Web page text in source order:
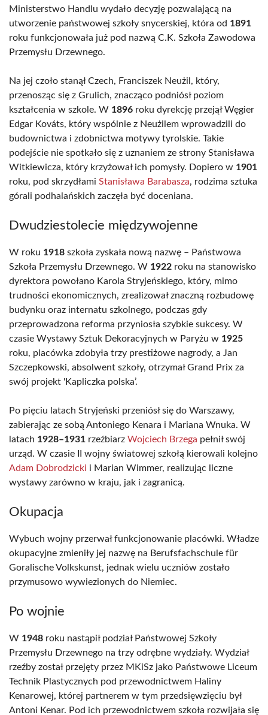
Ministerstwo Handlu wydało decyzję pozwalającą na
utworzenie państwowej szkoły snycerskiej, która od 1891
roku funkcjonowała już pod nazwą C.K. Szkoła Zawodowa
Przemysłu Drzewnego.
Na jej czoło stanął Czech, Franciszek Neużil, który,
przenosząc się z Grulich, znacząco podniósł poziom
kształcenia w szkole. W 1896 roku dyrekcję przejął Węgier
Edgar Kováts, który wspólnie z Neużilem wprowadzili do
budownictwa i zdobnictwa motywy tyrolskie. Takie
podejście nie spotkało się z uznaniem ze strony Stanisława
Witkiewicza, który krzyżował ich pomysły. Dopiero w 1901
roku, pod skrzydłami Stanisława Barabasza, rodzima sztuka
górali podhalańskich zaczęła być doceniana.
Dwudziestolecie międzywojenne
W roku 1918 szkoła zyskała nową nazwę – Państwowa
Szkoła Przemysłu Drzewnego. W 1922 roku na stanowisko
dyrektora powołano Karola Stryjeńskiego, który, mimo
trudności ekonomicznych, zrealizował znaczną rozbudowę
budynku oraz internatu szkolnego, podczas gdy
przeprowadzona reforma przyniosła szybkie sukcesy. W
czasie Wystawy Sztuk Dekoracyjnych w Paryżu w 1925
roku, placówka zdobyła trzy prestiżowe nagrody, a Jan
Szczepkowski, absolwent szkoły, otrzymał Grand Prix za
swój projekt 'Kapliczka polska’.
Po pięciu latach Stryjeński przeniósł się do Warszawy,
zabierając ze sobą Antoniego Kenara i Mariana Wnuka. W
latach 1928–1931 rzeźbiarz Wojciech Brzega pełnił swój
urząd. W czasie II wojny światowej szkołą kierowali kolejno
Adam Dobrodzicki i Marian Wimmer, realizując liczne
wystawy zarówno w kraju, jak i zagranicą.
Okupacja
Wybuch wojny przerwał funkcjonowanie placówki. Władze
okupacyjne zmieniły jej nazwę na Berufsfachschule für
Goralische Volkskunst, jednak wielu uczniów zostało
przymusowo wywiezionych do Niemiec.
Po wojnie
W 1948 roku nastąpił podział Państwowej Szkoły
Przemysłu Drzewnego na trzy odrębne wydziały. Wydział
rzeźby został przejęty przez MKiSz jako Państwowe Liceum
Technik Plastycznych pod przewodnictwem Haliny
Kenarowej, której partnerem w tym przedsięwzięciu był
Antoni Kenar. Pod ich przewodnictwem szkoła rozwijała się